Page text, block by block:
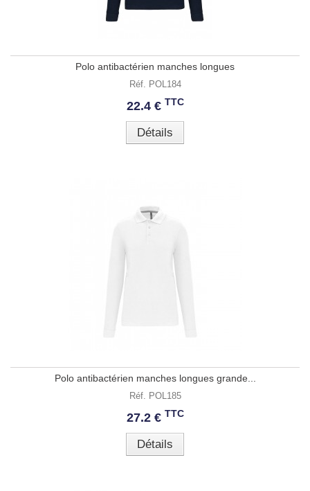
Polo antibactérien manches longues
Réf. POL184
22.4 € TTC
Détails
Polo antibactérien manches longues grande...
Réf. POL185
27.2 € TTC
Détails